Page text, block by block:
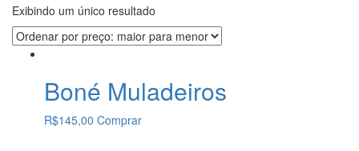
Exibindo um único resultado
Boné Muladeiros
R$145,00 Comprar